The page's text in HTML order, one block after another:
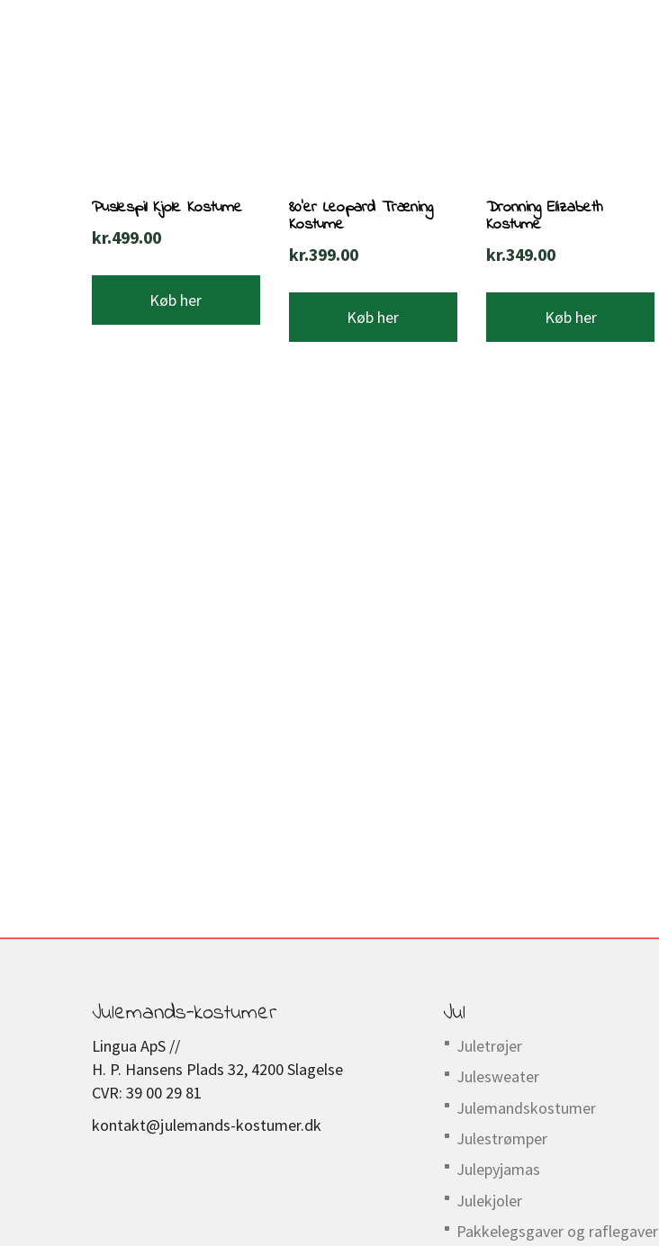
Puslespil Kjole Kostume
kr.499.00
Køb her
80’er Leopard Træning
Kostume
kr.399.00
Køb her
Dronning Elizabeth
Kostume
kr.349.00
Køb her
Julemands-kostumer
Lingua ApS //
H. P. Hansens Plads 32, 4200 Slagelse
CVR: 39 00 29 81
kontakt@julemands-kostumer.dk
Jul
Juletrøjer
Julesweater
Julemandskostumer
Julestrømper
Julepyjamas
Julekjoler
Pakkelegsgaver og raflegaver